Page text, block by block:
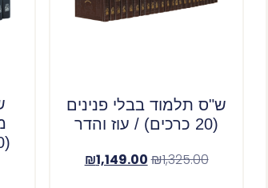
ש"ס תלמוד בבלי פנינים
(20 כרכים) / עוז והדר
₪1,325.00
₪1,149.00
(10 כרכים) / עוז והדר